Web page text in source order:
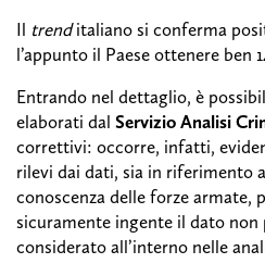
Il trenditaliano si conferma
l’appunto il Paese ottenere ben
Entrando nel dettaglio, è
elaborati dal Servizio Analisi
correttivi: occorre, infatti,
rilevi dai dati, sia in riferimento
conoscenza delle forze armate,
sicuramente ingente il dato non
considerato all’interno nelle